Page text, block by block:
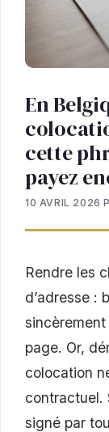
En
cette
payez
10 AVRIL 2026
Rendre les
d’adresse :
sincèrement
page. Or,
colocation
contractuel.
signé par